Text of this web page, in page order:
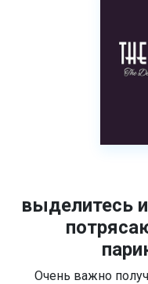
выделитесь
Очень важно